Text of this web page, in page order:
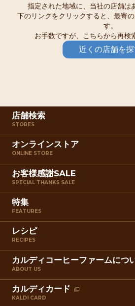
指定された地域に、当社の店舗は
下のリンクをクリックすると、最寄
す。
お手数ですが、こちらから再検
近くの店舗を探
店舗検索
STORES
オンラインストア
ONLINE STORE
お客様感謝SALE
SPECIAL THANKS SALE
特集
FEATURES
レシピ
RECIPES
カルディコーヒーファームにつ
ABOUT US
カルディカード
KALDI CARD